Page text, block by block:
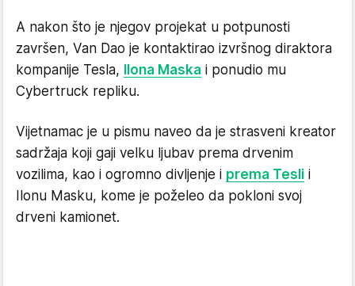
A nakon što je njegov projekat u potpunosti
završen, Van Dao je kontaktirao izvršnog diraktora
kompanije Tesla, Ilona Maska i ponudio mu
Cybertruck repliku.
Vijetnamac je u pismu naveo da je strasveni kreator
sadržaja koji gaji velku ljubav prema drvenim
vozilima, kao i ogromno divljenje i prema Tesli i
Ilonu Masku, kome je poželeo da pokloni svoj
drveni kamionet.